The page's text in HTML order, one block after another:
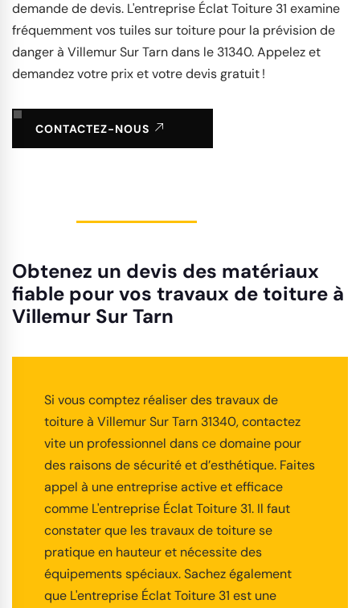
demande de devis. L'entreprise Éclat Toiture 31 examine
fréquemment vos tuiles sur toiture pour la prévision de
danger à Villemur Sur Tarn dans le 31340. Appelez et
demandez votre prix et votre devis gratuit !
CONTACTEZ-NOUS
Obtenez un devis des matériaux
fiable pour vos travaux de toiture à
Villemur Sur Tarn
Si vous comptez réaliser des travaux de
toiture à Villemur Sur Tarn 31340, contactez
vite un professionnel dans ce domaine pour
des raisons de sécurité et d’esthétique. Faites
appel à une entreprise active et efficace
comme L'entreprise Éclat Toiture 31. Il faut
constater que les travaux de toiture se
pratique en hauteur et nécessite des
équipements spéciaux. Sachez également
que L'entreprise Éclat Toiture 31 est une